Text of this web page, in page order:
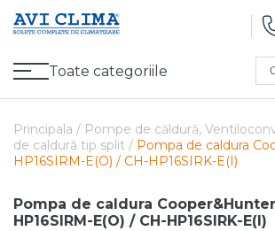
Toate categoriile
Climatizare
Ventilare
Principala / Pompe de căldură,
de caldură tip split / Pompa de caldura
HP16SIRM-E(O) / CH-HP16SIRK-E(I)
Pompa de caldura
HP16SIRM-E(O) / CH-HP16SIRK-E(I)